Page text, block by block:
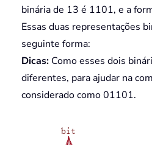
binária de 13 é 1101, e a
Essas duas representações
seguinte forma:
Dicas: Como esses dois
diferentes, para ajudar na
considerado como 01101.